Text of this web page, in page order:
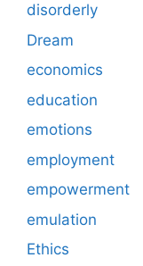
disorderly
Dream
economics
education
emotions
employment
empowerment
emulation
Ethics